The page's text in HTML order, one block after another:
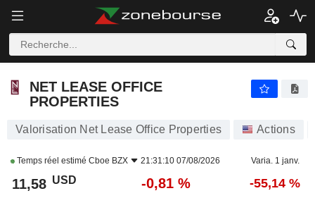
NET LEASE OFFICE
PROPERTIES
Valorisation Net Lease Office Properties Actions
Temps réel estimé Cboe BZX 21:31:10 07/08/2026 Varia. 1 janv.
11,58 USD -0,81 % -55,14 %